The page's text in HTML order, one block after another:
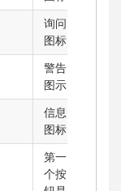
询问
图标
警告
图示
信息
图标
第一
个按